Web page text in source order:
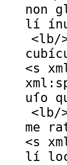
non
lí
<lb/
<s
uſo
<lb/
me
<s
lí